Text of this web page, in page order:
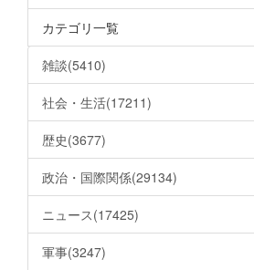
カテゴリ一覧
雑談(5410)
社会・生活(17211)
歴史(3677)
政治・国際関係(29134)
ニュース(17425)
軍事(3247)